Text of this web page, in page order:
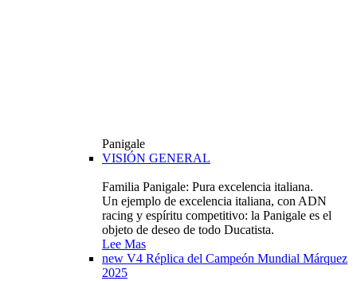
Panigale
VISIÓN GENERAL
Familia Panigale: Pura excelencia italiana.
Un ejemplo de excelencia italiana, con ADN
racing y espíritu competitivo: la Panigale es el
objeto de deseo de todo Ducatista.
Lee Mas
new V4 Réplica del Campeón Mundial Márquez
2025